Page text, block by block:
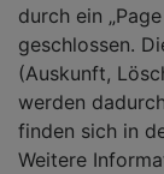
durch ein
geschlossen.
(Auskunft,
werden
finden sich in
Weitere